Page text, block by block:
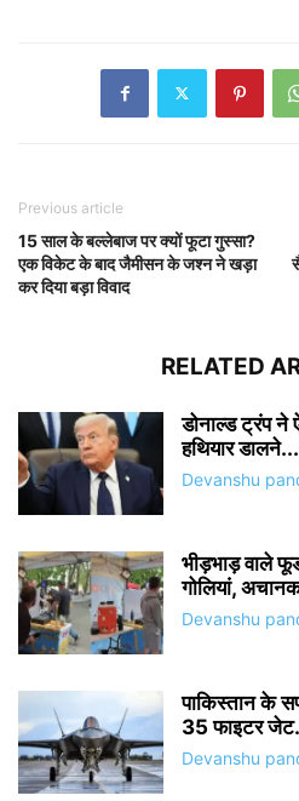
Previous article
15 साल के बल्लेबाज पर क्यों फूटा गुस्सा?
एक विकेट के बाद जैमीसन के जश्न ने खड़ा
कर दिया बड़ा विवाद
RELATED
डोनाल्ड ट्रंप ने
हथियार डालने...
Devanshu
भीड़भाड़ वाले
गोलियां,
Devanshu
पाकिस्तान के
35 फाइटर
Devanshu